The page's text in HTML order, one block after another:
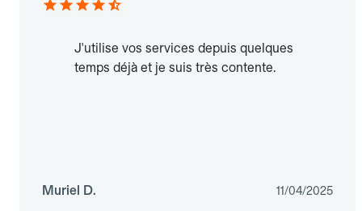
J'utilise vos services depuis quelques
temps déjà et je suis très contente.
Muriel D. 11/04/2025